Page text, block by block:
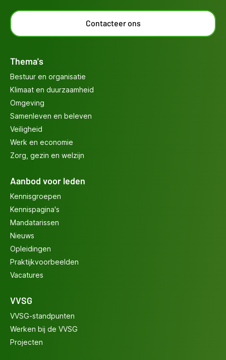
Contacteer ons
Thema's
Bestuur en organisatie
Klimaat en duurzaamheid
Omgeving
Samenleven en beleven
Veiligheid
Werk en economie
Zorg, gezin en welzijn
Aanbod voor leden
Kennisgroepen
Kennispagina's
Mandatarissen
Nieuws
Opleidingen
Praktijkvoorbeelden
Vacatures
VVSG
VVSG-standpunten
Werken bij de VVSG
Projecten